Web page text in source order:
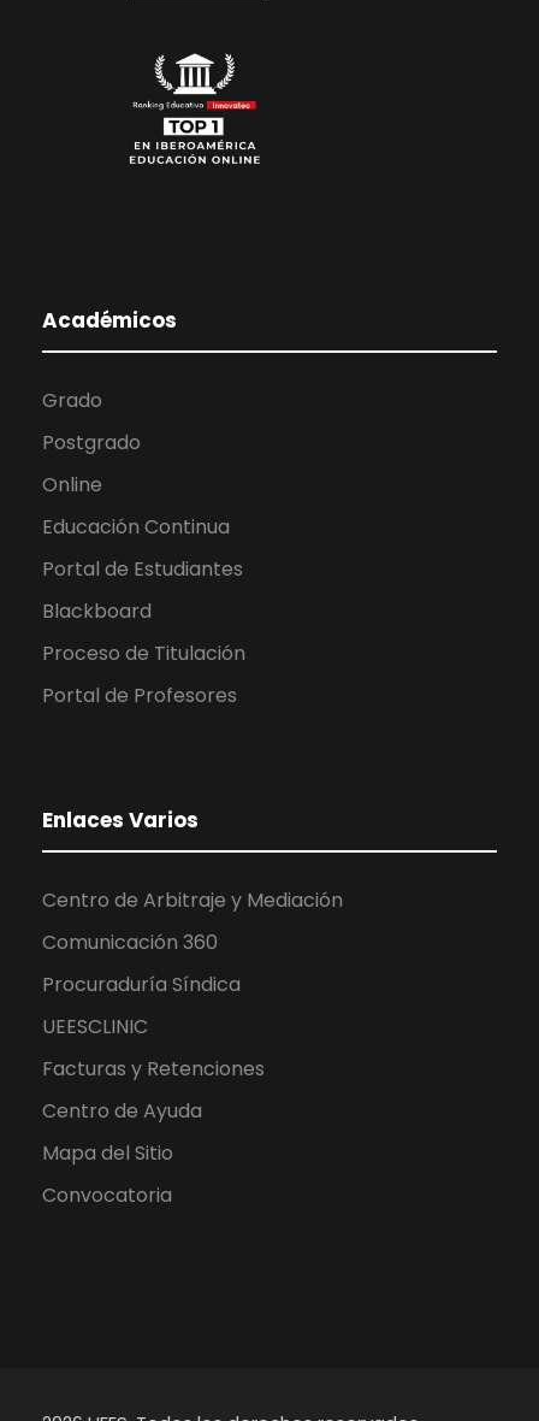
Académicos
Grado
Postgrado
Online
Educación Continua
Portal de Estudiantes
Blackboard
Proceso de Titulación
Portal de Profesores
Enlaces Varios
Centro de Arbitraje y Mediación
Comunicación 360
Procuraduría Síndica
UEESCLINIC
Facturas y Retenciones
Centro de Ayuda
Mapa del Sitio
Convocatoria